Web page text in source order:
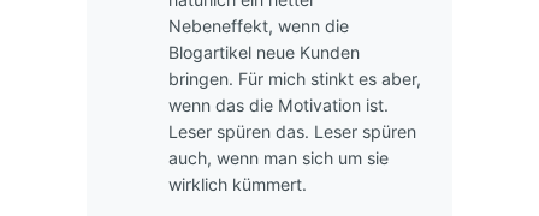
Nebeneffekt, wenn die
Blogartikel neue Kunden
bringen. Für mich stinkt es aber,
wenn das die Motivation ist.
Leser spüren das. Leser spüren
auch, wenn man sich um sie
wirklich kümmert.